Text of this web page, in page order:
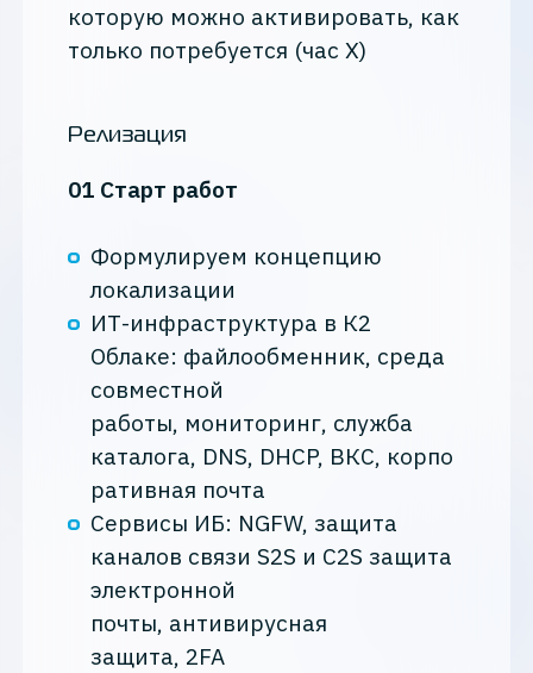
которую можно активировать, как
только потребуется (час Х)
Релизация
01 Старт работ
Формулируем концепцию
локализации
ИТ-инфраструктура в К2
Облаке: файлообменник, среда
совместной
работы, мониторинг, служба
каталога, DNS, DHCP, ВКС, корпо
ративная почта
Сервисы ИБ: NGFW, защита
каналов связи S2S и C2S защита
электронной
почты, антивирусная
защита, 2FA